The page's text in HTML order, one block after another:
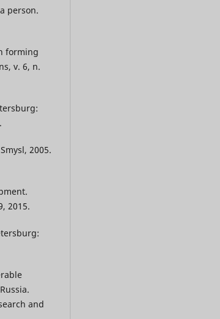
person.
forming
v. 6, n.
2005.
2015.
and